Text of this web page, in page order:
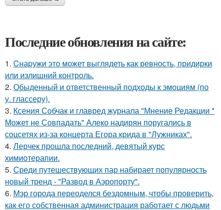
Последние обновления на сайте:
1. Cнаpужи это может выглядеть как ревность, придирки
или излишний контроль.
2. Обыденный и ответственный подходы к эмоциям (по
у. глассеру).
3. Ксения Собчак и главред журнала "Мнение Редакции *
Может не Совпадать" Алеко надирян поругались в
соцсетях из-за концерта Егора крида в "Лужниках".
4. Лерчек прошла последний, девятый курс
химиотерапии.
5. Среди путешествующих пар набирает популярность
новый тренд - "Развод в Аэропорту".
6. Мэр города переоделся бездомным, чтобы проверить,
как его собственная администрация работает с людьми